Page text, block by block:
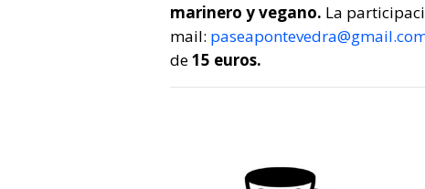
marinero y vegano. La
mail:
de15 euros.